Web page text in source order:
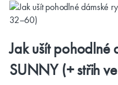
Jak ušít pohodlné
SUNNY (+ střih